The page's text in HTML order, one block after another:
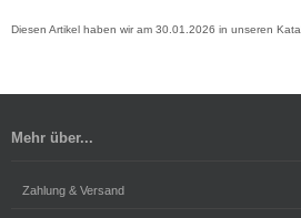
Diesen Artikel haben wir am 30.01.2026 in unseren
Mehr über...
Zahlung & Versand